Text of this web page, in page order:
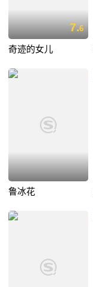
7.6
奇迹的女儿
鲁冰花